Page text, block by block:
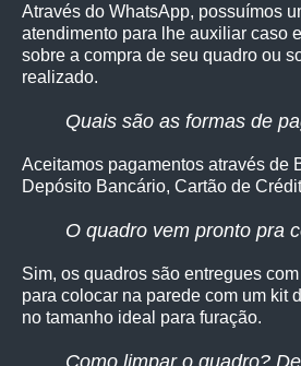
Através do WhatsApp, possuímos
atendimento para lhe auxiliar caso
sobre a compra de seu quadro ou
realizado.
Quais são as formas de
Aceitamos pagamentos através de
Depósito Bancário, Cartão de
O quadro vem pronto pra
Sim, os quadros são entregues
para colocar na parede com um kit
no tamanho ideal para furação.
Como limpar o quadro?